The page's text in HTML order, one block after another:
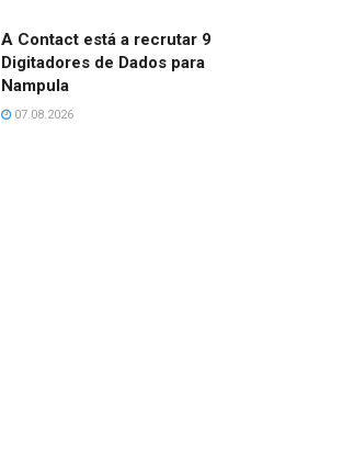
A Contact está a recrutar 9
Digitadores de Dados para
Nampula
07.08.2026